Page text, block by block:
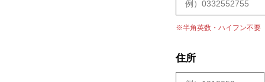
※半角英数・ハイフン不要
住所